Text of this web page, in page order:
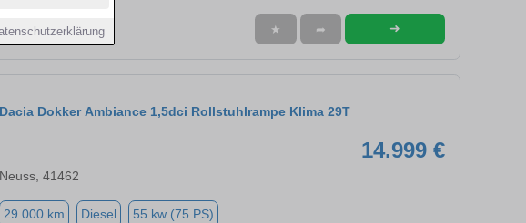
★ ➦ ➜
Dacia Dokker Ambiance 1,5dci Rollstuhlrampe Klima 29T
14.999 €
Neuss, 41462
29.000 km Diesel 55 kw (75 PS)